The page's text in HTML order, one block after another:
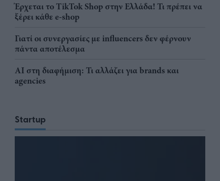
Έρχεται το TikTok Shop στην Ελλάδα! Τι πρέπει να
ξέρει κάθε e-shop
Γιατί οι συνεργασίες με influencers δεν φέρνουν
πάντα αποτέλεσμα
AI στη διαφήμιση: Τι αλλάζει για brands και
agencies
Startup